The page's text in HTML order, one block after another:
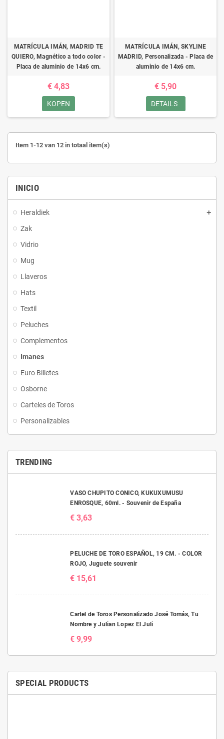
INICIO
Heraldiek
Zak
Vidrio
Mug
Llaveros
Hats
Textil
Peluches
Complementos
Imanes
Euro Billetes
Osborne
Carteles de Toros
Personalizables
TRENDING
VASO CHUPITO CONICO, KUKUXUMUSU
ENROSQUE, 60ml. - Souvenir de España
€ 3,63
PELUCHE DE TORO ESPAÑOL, 19 CM. - COLOR
ROJO, Juguete souvenir
€ 15,61
Cartel de Toros Personalizado José Tomás, Tu
Nombre y Julian Lopez El Juli
€ 9,99
SPECIAL PRODUCTS
MATRÍCULA IMÁN, MADRID TE
QUIERO, Magnético a todo color -
Placa de aluminio de 14x6 cm.
€ 4,83
KOPEN
MATRÍCULA IMÁN, SKYLINE
MADRID, Personalizada - Placa de
aluminio de 14x6 cm.
€ 5,90
DETAILS
Item 1-12 van 12 in totaal item(s)